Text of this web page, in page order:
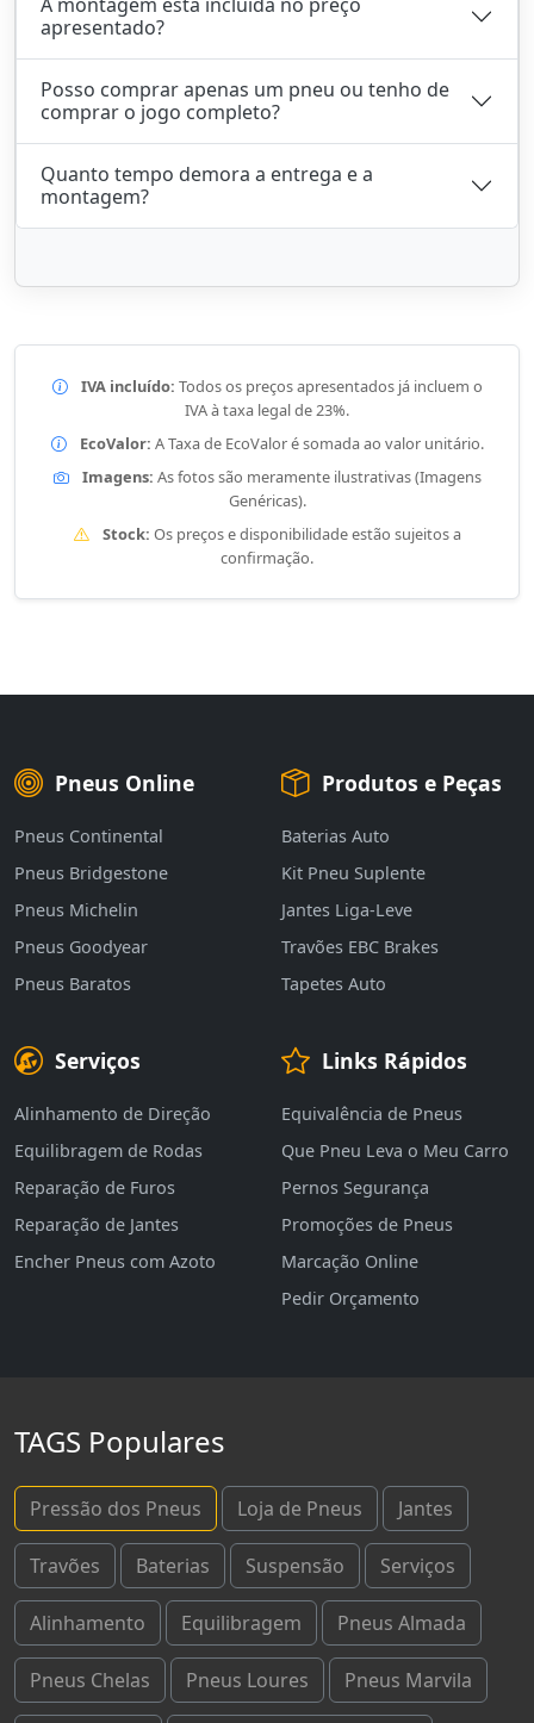
apresentado?
Posso comprar apenas um pneu ou tenho de
comprar o jogo completo?
Quanto tempo demora a entrega e a
montagem?
IVA incluído: Todos os preços apresentados já incluem o
IVA à taxa legal de 23%.
EcoValor: A Taxa de EcoValor é somada ao valor unitário.
Imagens: As fotos são meramente ilustrativas (Imagens
Genéricas).
Stock: Os preços e disponibilidade estão sujeitos a
confirmação.
Pneus Online
Pneus Continental
Pneus Bridgestone
Pneus Michelin
Pneus Goodyear
Pneus Baratos
Produtos e Peças
Baterias Auto
Kit Pneu Suplente
Jantes Liga-Leve
Travões EBC Brakes
Tapetes Auto
Serviços
Alinhamento de Direção
Equilibragem de Rodas
Reparação de Furos
Reparação de Jantes
Encher Pneus com Azoto
Links Rápidos
Equivalência de Pneus
Que Pneu Leva o Meu Carro
Pernos Segurança
Promoções de Pneus
Marcação Online
Pedir Orçamento
TAGS Populares
Pressão dos Pneus Loja de Pneus Jantes
Travões Baterias Suspensão Serviços
Alinhamento Equilibragem Pneus Almada
Pneus Chelas Pneus Loures Pneus Marvila